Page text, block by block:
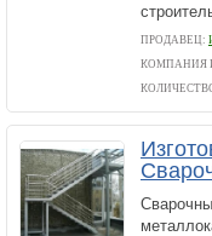
ПРОДАВЕЦ:
КОМПАНИЯ